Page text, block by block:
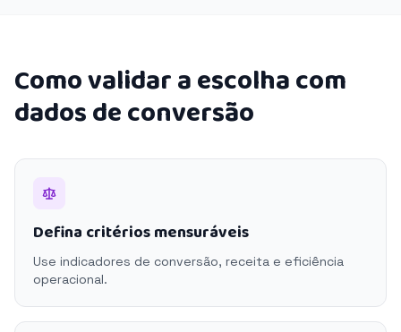
Como validar a escolha com
dados de conversão
Defina critérios mensuráveis
Use indicadores de conversão, receita e eficiência
operacional.